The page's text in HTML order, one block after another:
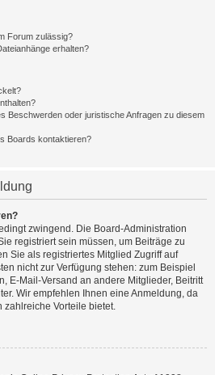
Forum zulässig?
erhalten?
Beschwerden oder juristische Anfragen zu diesem
Boards kontaktieren?
zwingend. Die Board-Administration
registriert sein müssen, um Beiträge zu
Sie als registriertes Mitglied Zugriff auf
nicht zur Verfügung stehen: zum Beispiel
E-Mail-Versand an andere Mitglieder, Beitritt
Wir empfehlen Ihnen eine Anmeldung, da
zahlreiche Vorteile bietet.